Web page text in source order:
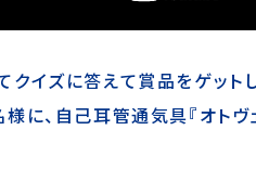
クイズに答えて賞品をゲットし
に、自己耳管通気具『オトヴ